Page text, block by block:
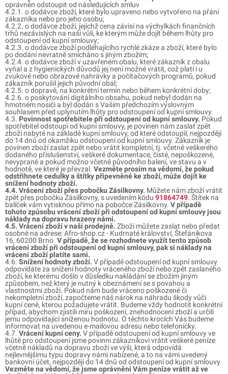
oprávněn odstoupit od následujících smluv
4.2.1. o dodávce zboží, které bylo upraveno nebo vytvořeno na přání
zákazníka nebo pro jeho osobu;
4.2.2. o dodávce zboží, jejichž cena závisí na výchylkách finančních
trhů nezávislých na naší vůli, ke kterým může dojít během lhůty pro
odstoupení od kupní smlouvy;
4.2.3. o dodávce zboží podléhajícího rychlé zkáze a zboží, které bylo
po dodání nevratně smícháno s jiným zbožím;
4.2.4. o dodávce zboží v uzavřeném obalu, které zákazník z obalu
vyňal a z hygienických důvodů jej není možné vrátit, což platí i u
zvukové nebo obrazové nahrávky a počítačových programů, pokud
zákazník porušil jejich původní obal;
4.2.5. o dopravě, na konkrétní termín nebo během konkrétní doby;
4.2.6. o poskytování digitálního obsahu, pokud nebyl dodán na
hmotném nosiči a byl dodán s Vaším předchozím výslovným
souhlasem před uplynutím lhůty pro odstoupení od kupní smlouvy.
4.3. Povinnost spotřebitele při odstoupení od kupní smlouvy. Pokud
spotřebitel odstoupí od kupní smlouvy, je povinen nám zaslat zpět
zboží nabyté na základě kupní smlouvy, od které odstoupil, nejpozději
do 14 dnů od okamžiku odstoupení od kupní smlouvy. Zákazník je
povinen zboží zaslat zpět nebo vrátit kompletní, tj. včetně veškerého
dodaného příslušenství, veškeré dokumentace, čisté, nepoškozené,
nevyprané a pokud možno včetně původního balení, ve stavu a v
hodnotě, ve které je převzal. Vezměte prosím na vědomí, že pokud
odstřihnete cedulky a štítky připevněné ke zboží, může dojít ke
snížení hodnoty zboží.
4.4. Vrácení zboží přes pobočku Zásilkovny. Můžete nám zboží vrátit
zpět přes pobočku Zásilkovny, s uvedením kódu 91864749. Štítek na
balíček vám vytisknou přímo na pobočce Zásilkovny. V případě
tohoto způsobu vrácení zboží při odstoupení od kupní smlouvy jsou
náklady na dopravu hrazeny námi.
4.5. Vrácení zboží v naší prodejně. Zboží můžete zaslat nebo předat
osobně na adrese:Afro-shop.cz - Kudrnaté království, Štefánikova
16, 60200 Brno. V případě, že se rozhodnete využít tento způsob
vrácení zboží při odstoupení od kupní smlouvy, pak si náklady na
vrácení zboží platíte sami.
4.6. Snížení hodnoty zboží. V případě odstoupení od kupní smlouvy
odpovídáte za snížení hodnoty vráceného zboží nebo zpět zaslaného
zboží, ke kterému došlo v důsledku nakládání se zbožím jiným
způsobem, než který je nutný k obeznámení se s povahou a
vlastnostmi zboží. Pokud nám bude vráceno poškozené či
nekompletní zboží, započteme náš nárok na náhradu škody vůči
kupní ceně, kterou požadujete vrátit. Budeme vždy hodnotit konkrétní
případ, abychom zjistili míru poškození, znehodnocení zboží a určili
jemu odpovídající sníženou hodnotu. O těchto krocích Vás budeme
informovat na uvedenou e-mailovou adresu nebo telefonicky.
4.7. Vrácení kupní ceny. V případě odstoupení od kupní smlouvy ve
lhůtě pro odstoupení jsme povinni zákazníkovi vrátit veškeré peníze
včetně nákladů na dopravu zboží ve výši, která odpovídá
nejlevnějšímu typu dopravy námi nabízené, a to na vámi uvedený
bankovní účet, nejpozději do 14 dnů od odstoupení od kupní smlouvy.
Vezměte na vědomí, že jsme oprávněni Vám peníze vrátit až ve